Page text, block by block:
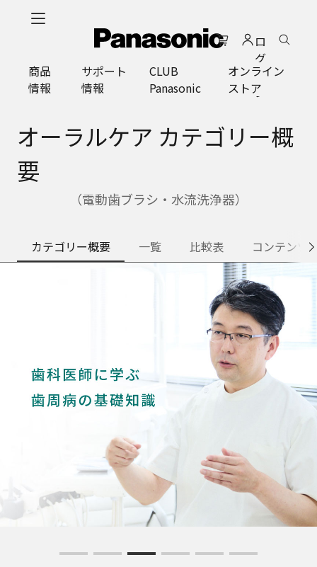
ロ
グ
イ
ン
商品
情報
サポート
情報
CLUB
Panasonic
オンライン
ストア
オーラルケア カテゴリー概
要
（電動歯ブラシ・水流洗浄器）
カテゴリー概要 一覧 比較表 コンテンツ